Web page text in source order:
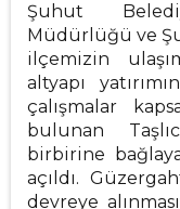
Şuhut
Müdürlüğü ve
ilçemizin
altyapı
çalışmalar
bulunan
birbirine
açıldı.
devreye